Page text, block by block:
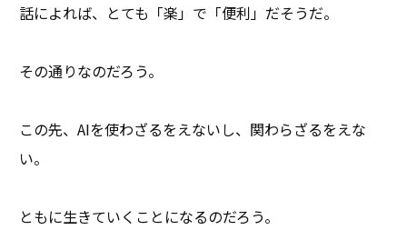
話によれば、とても「楽」で「便利」だそうだ。
その通りなのだろう。
この先、AIを使わざるをえないし、関わらざるをえな
い。
ともに生きていくことになるのだろう。